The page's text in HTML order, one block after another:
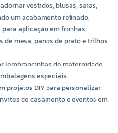
vestidos, blusas, saias,
um acabamento refinado.
para aplicação em fronhas,
de mesa, panos de prato e trilhos
lembrancinhas de maternidade,
especiais.
projetos DIY para personalizar
de casamento e eventos em